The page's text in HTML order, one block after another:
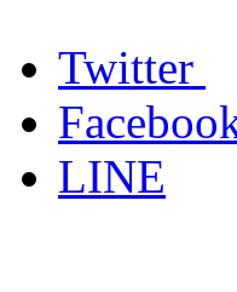
Twitter
LINE